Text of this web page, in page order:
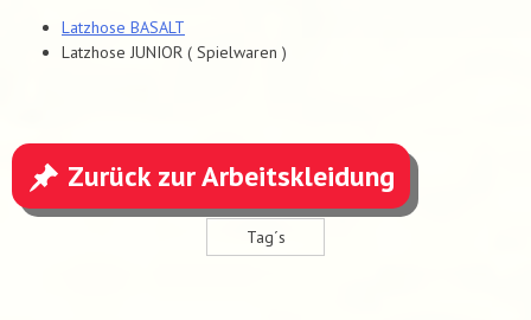
Latzhose BASALT
Latzhose JUNIOR ( Spielwaren )
Zurück zur Arbeitskleidung
Tag´s